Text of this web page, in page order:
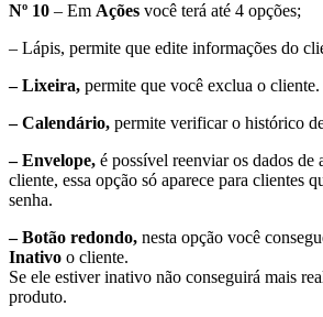
Nº 10 – Em Ações você terá até 4 opções;
– Lápis, permite que edite informações do
– Lixeira, permite que você exclua o cliente.
– Calendário, permite verificar o histórico
– Envelope, é possível reenviar os dados de
cliente, essa opção só aparece para clientes
senha.
– Botão redondo, nesta opção você
Inativo o cliente.
Se ele estiver inativo não conseguirá mais
produto.